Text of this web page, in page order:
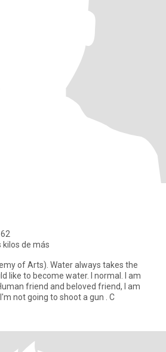
kilos de más
like to become water. I normal. I am
friend and beloved friend, I am
not going to shoot a gun . C